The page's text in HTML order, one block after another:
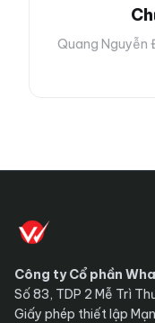
Quang Nguyễn
Công ty Cổ phần
Số 83, TDP 2 Mễ Trì
Giấy phép thiết lập